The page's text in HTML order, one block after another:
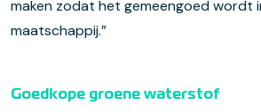
maken zodat het gemeengoed wordt
maatschappij.”
Goedkope groene waterstof